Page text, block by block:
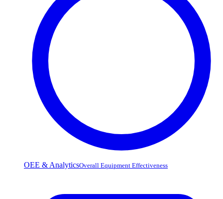
OEE & AnalyticsOverall Equipment Effectiveness